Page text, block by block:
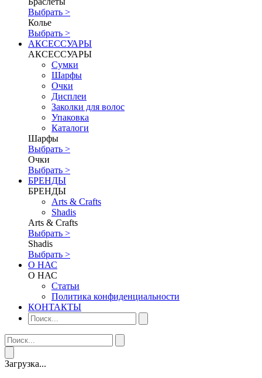
Выбрать >
Колье
Выбрать >
АКСЕССУАРЫ
АКСЕССУАРЫ
Сумки
Шарфы
Очки
Дисплеи
Заколки для волос
Упаковка
Каталоги
Шарфы
Выбрать >
Очки
Выбрать >
БРЕНДЫ
БРЕНДЫ
Аrts & Сrafts
Shadis
Аrts & Сrafts
Выбрать >
Shadis
Выбрать >
О НАС
О НАС
Статьи
Политика конфиденциальности
КОНТАКТЫ
Загрузка...